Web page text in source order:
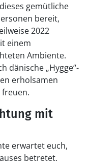
gemütliche
bereit,
2022
einem
Ambiente.
dänische „Hygge“-
erholsamen
mit
erwartet euch,
betretet.